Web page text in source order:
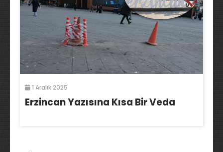
1 Aralık 2025
Erzincan Yazısına Kısa Bir Veda